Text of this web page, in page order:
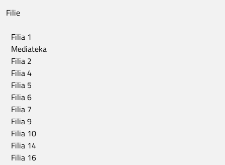
Filie
Filia 1
Mediateka
Filia 2
Filia 4
Filia 5
Filia 6
Filia 7
Filia 9
Filia 10
Filia 14
Filia 16